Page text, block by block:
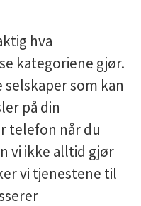
hva
kategoriene gjør.
selskaper som kan
på din
telefon når du
vi ikke alltid gjør
vi tjenestene til